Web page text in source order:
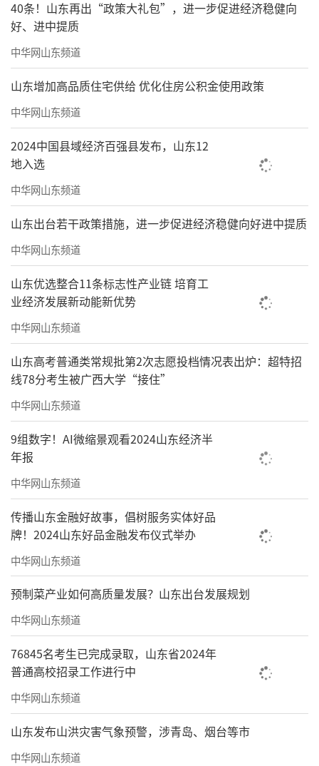
集的图书馆统一服务网点、24小时自助图书
馆，以人均22本的年阅读量领跑全国；重庆以4
2个公共图书馆与千家实体书店，打造山城特色
文旅融合书香线路；武汉则以16个公共图书
馆、1590家实体书店，整合高校资源彰显中部
书香爆发力。
十座城市各美其美、美美与共，从头部标
杆的深耕笃行到新锐力量的奋起突围，书香建
设的内核愈发清晰，全民阅读的火种也在一座
座城市间薪火相传。
区域省份格局：整体稳态均衡，多元共进
全域开花
书香城市建设从来不是孤立前行，而是与
省份经济实力、文化积淀、政策引导深度绑
定。2026年榜单呈现“强者恒强、新生突
围”的良性态势，绘就全域书香的鲜活图景。
40条！山东再出“政策大礼包”，进一步促进经济稳健向
好、进中提质
中华网山东频道
山东增加高品质住宅供给 优化住房公积金使用政策
中华网山东频道
2024中国县域经济百强县发布，山东12
地入选
中华网山东频道
山东出台若干政策措施，进一步促进经济稳健向好进中提质
中华网山东频道
山东优选整合11条标志性产业链 培育工
业经济发展新动能新优势
中华网山东频道
山东高考普通类常规批第2次志愿投档情况表出炉：超特招
线78分考生被广西大学“接住”
中华网山东频道
9组数字！AI微缩景观看2024山东经济半
年报
中华网山东频道
传播山东金融好故事，倡树服务实体好品
牌！2024山东好品金融发布仪式举办
中华网山东频道
预制菜产业如何高质量发展？山东出台发展规划
中华网山东频道
76845名考生已完成录取，山东省2024年
普通高校招录工作进行中
中华网山东频道
山东发布山洪灾害气象预警，涉青岛、烟台等市
中华网山东频道